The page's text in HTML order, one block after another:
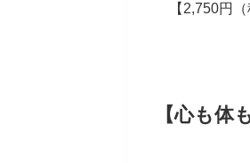
【2,750円
【心も体